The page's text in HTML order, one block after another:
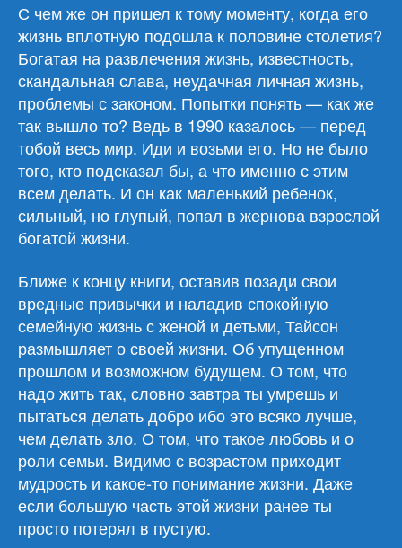
С чем же он пришел к тому моменту, когда его
жизнь вплотную подошла к половине столетия?
Богатая на развлечения жизнь, известность,
скандальная слава, неудачная личная жизнь,
проблемы с законом. Попытки понять — как же
так вышло то? Ведь в 1990 казалось — перед
тобой весь мир. Иди и возьми его. Но не было
того, кто подсказал бы, а что именно с этим
всем делать. И он как маленький ребенок,
сильный, но глупый, попал в жернова взрослой
богатой жизни.
Ближе к концу книги, оставив позади свои
вредные привычки и наладив спокойную
семейную жизнь с женой и детьми, Тайсон
размышляет о своей жизни. Об упущенном
прошлом и возможном будущем. О том, что
надо жить так, словно завтра ты умрешь и
пытаться делать добро ибо это всяко лучше,
чем делать зло. О том, что такое любовь и о
роли семьи. Видимо с возрастом приходит
мудрость и какое-то понимание жизни. Даже
если большую часть этой жизни ранее ты
просто потерял в пустую.